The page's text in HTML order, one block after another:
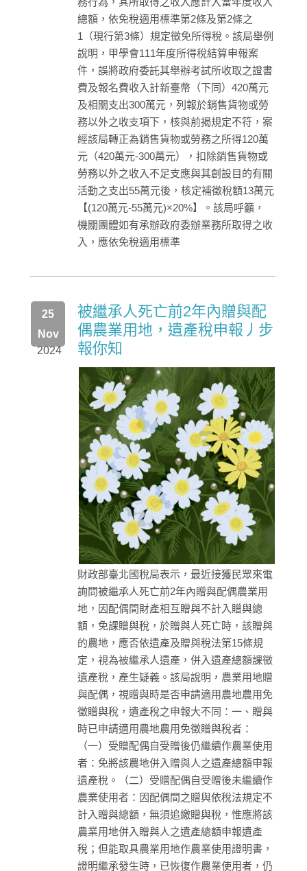
總額，依免稅適用標準第2條及第2條之
1（現行第3條）規定徵免所得稅。該局舉例
說明，甲學會111年度所得稅結算申報案
件，誤將政府委託其舉辦考試所收取之證書
費及報名費收入計新臺幣（下同）420萬元
及相關支出300萬元，列報於銷售貨物或勞
務以外之收支項下，核與前揭規定不符，案
經該局轉正為銷售貨物或勞務之所得120萬
元（420萬元-300萬元），扣除銷售貨物或
勞務以外之收入不足支應與其創設目的有關
活動之支出55萬元後，核定補徵稅額13萬元
【(120萬元-55萬元)×20%】。該局呼籲，
機關團體如有承辦政府委辦業務所取得之收
入，應依免稅適用標準
2024
25
Nov
被繼承人死亡前2年內贈與配
偶農業用地，遺產稅申報丿步
報你知
財政部臺北國稅局表示，最近接獲民眾來電
詢問被繼承人死亡前2年內贈與配偶農業用
地，因配偶間財產相互贈與不計入贈與總
額，免課贈與稅，於贈與人死亡時，該贈與
的農地，應否依遺產及贈與稅法第15條規
定，視為被繼承人遺產，併入遺產總額課徵
遺產稅，產生疑義。該局說明，農業用地贈
與配偶，視贈與時是否申請適用農地農用免
徵贈與稅，遺產稅之申報大不同：一、贈與
時已申請適用農地農用免徵贈與稅者：
（一）受贈配偶自受贈後仍繼續作農業使用
者：免將該農地併入贈與人之遺產總額申報
遺產稅。（二）受贈配偶自受贈後未繼續作
農業使用者：因配偶間之贈與依稅法規定不
計入贈與總額，無須追繳贈與稅，惟應將該
農業用地併入贈與人之遺產總額申報遺產
稅；但能取具農業用地作農業使用證明書，
證明繼承發生時，已恢復作農業使用者，仍